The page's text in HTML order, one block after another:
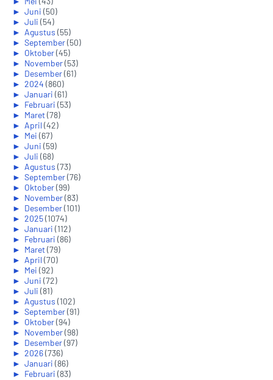
► Juni (50)
► Juli (54)
► Agustus (55)
► September(50)
► Oktober(45)
► November(53)
► Desember(61)
► 2024 (860)
► Januari (61)
► Februari (53)
► Maret(78)
► April(42)
► Mei (67)
► Juni (59)
► Juli (68)
► Agustus (73)
► September(76)
► Oktober(99)
► November(83)
► Desember(101)
► 2025(1074)
► Januari (112)
► Februari (86)
► Maret(79)
► April(70)
► Mei (92)
► Juni (72)
► Juli (81)
► Agustus (102)
► September(91)
► Oktober(94)
► November(98)
► Desember(97)
► 2026(736)
► Januari (86)
► Februari (83)